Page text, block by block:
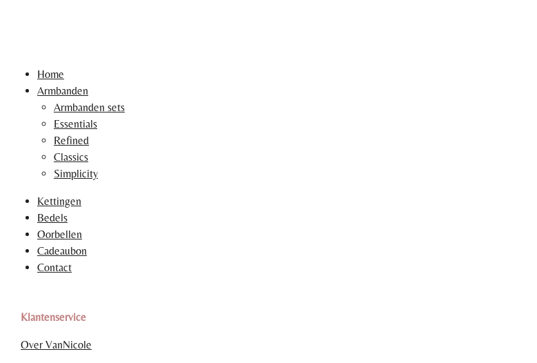
Home
Armbanden
Armbanden sets
Essentials
Refined
Classics
Simplicity
Kettingen
Bedels
Oorbellen
Cadeaubon
Contact
Klantenservice
Over VanNicole